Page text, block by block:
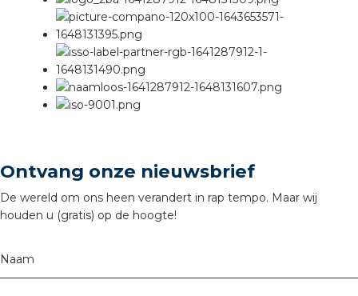
Ontvang onze nieuwsbrief
De wereld om ons heen verandert in rap tempo. Maar wij
houden u (gratis) op de hoogte!
Naam